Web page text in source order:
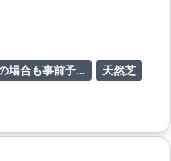
完全予約制（ドッグラン利用のみの場合も事前予約または連絡推奨）
天然芝